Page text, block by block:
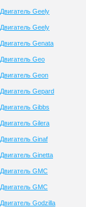
Двигатель Geely
Двигатель Geely
Двигатель Genata
Двигатель Geo
Двигатель Geon
Двигатель Gepard
Двигатель Gibbs
Двигатель Gilera
Двигатель Ginaf
Двигатель Ginetta
Двигатель GMC
Двигатель GMC
Двигатель Godzilla